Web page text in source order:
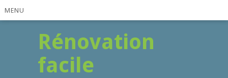
MENU
Rénovation
facile